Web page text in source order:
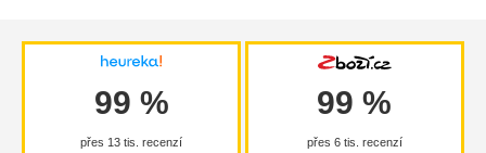
99 %
přes 13 tis. recenzí
99 %
přes 6 tis. recenzí